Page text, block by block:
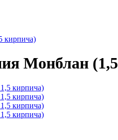
кирпича)
Монблан